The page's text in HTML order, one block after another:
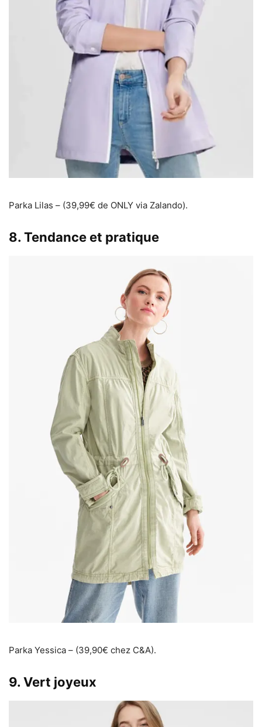
Parka Lilas – (39,99€ de ONLY via Zalando).
8. Tendance et pratique
Parka Yessica – (39,90€ chez C&A).
9. Vert joyeux